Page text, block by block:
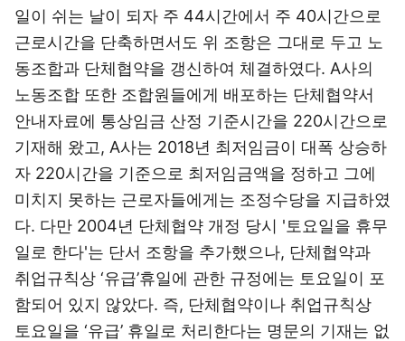
일이 쉬는 날이 되자 주 44시간에서 주 40시간으로
근로시간을 단축하면서도 위 조항은 그대로 두고 노
동조합과 단체협약을 갱신하여 체결하였다. A사의
노동조합 또한 조합원들에게 배포하는 단체협약서
안내자료에 통상임금 산정 기준시간을 220시간으로
기재해 왔고, A사는 2018년 최저임금이 대폭 상승하
자 220시간을 기준으로 최저임금액을 정하고 그에
미치지 못하는 근로자들에게는 조정수당을 지급하였
다. 다만 2004년 단체협약 개정 당시 '토요일을 휴무
일로 한다'는 단서 조항을 추가했으나, 단체협약과
취업규칙상 ‘유급’휴일에 관한 규정에는 토요일이 포
함되어 있지 않았다. 즉, 단체협약이나 취업규칙상
토요일을 ‘유급’ 휴일로 처리한다는 명문의 기재는 없